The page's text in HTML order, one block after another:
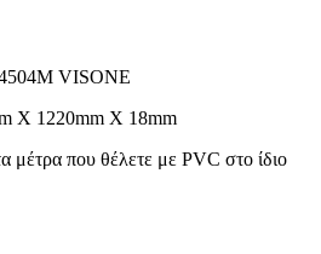
VISONE
X 1220mm X 18mm
μέτρα που θέλετε με PVC στο ίδιο